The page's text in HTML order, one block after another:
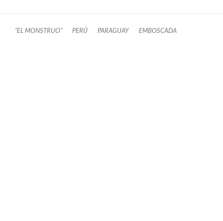
“EL MONSTRUO” PERÚ PARAGUAY EMBOSCADA